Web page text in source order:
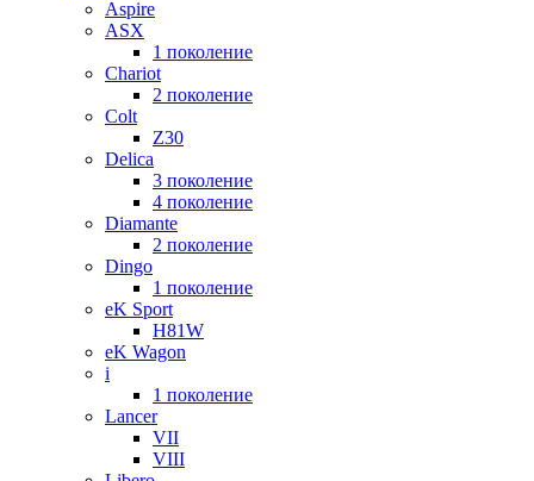
Aspire
ASX
1 поколение
Chariot
2 поколение
Colt
Z30
Delica
3 поколение
4 поколение
Diamante
2 поколение
Dingo
1 поколение
eK Sport
H81W
eK Wagon
i
1 поколение
Lancer
VII
VIII